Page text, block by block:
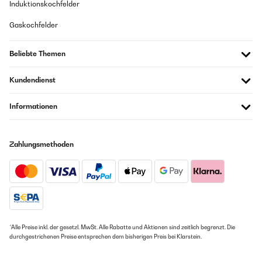
Induktionskochfelder
Gaskochfelder
Beliebte Themen
Kundendienst
Informationen
Zahlungsmethoden
*Alle Preise inkl. der gesetzl. MwSt. Alle Rabatte und Aktionen sind zeitlich begrenzt. Die
durchgestrichenen Preise entsprechen dem bisherigen Preis bei Klarstein.